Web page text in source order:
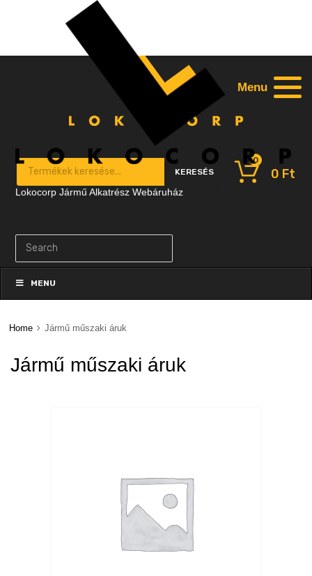
Products search
KERESÉS 0 Ft
0
to
contentMENU
Home Jármű műszaki áruk
Jármű műszaki áruk
Lokocorp Jármű Alkatrész Webáruház
Menu